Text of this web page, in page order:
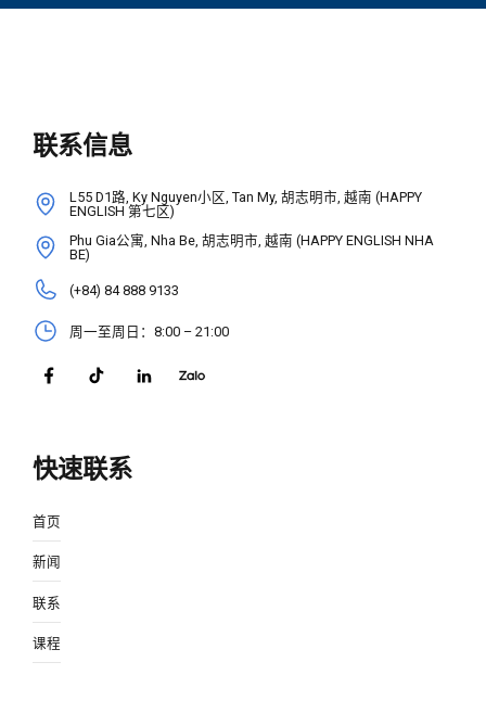
联系信息
L55 D1路, Ky Nguyen小区, Tan My, 胡志明市, 越南 (HAPPY
ENGLISH 第七区)
Phu Gia公寓, Nha Be, 胡志明市, 越南 (HAPPY ENGLISH NHA
BE)
(+84) 84 888 9133
周一至周日：8:00 – 21:00
快速联系
首页
新闻
联系
课程